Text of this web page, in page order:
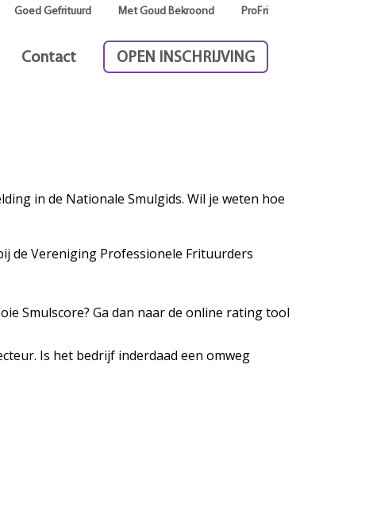
Goed Gefrituurd Met Goud Bekroond ProFri
Contact OPEN INSCHRIJVING
in de Nationale Smulgids. Wil je weten hoe
de Vereniging Professionele Frituurders
Smulscore? Ga dan naar de online rating tool
Is het bedrijf inderdaad een omweg